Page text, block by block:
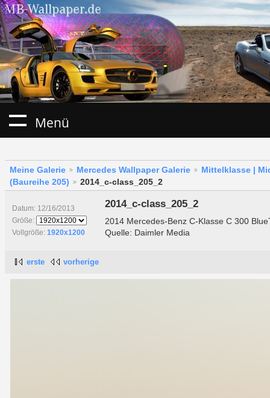
Menü
Meine Galerie Mercedes Wallpaper Galerie
Mittelklasse |
(Baureihe 205)
2014_c-class_205_2
Datum: 12/16/2013
Größe:
Vollgröße: 1920x1200
2014_c-class_205_2
2014 Mercedes-Benz C-Klasse C 300
Quelle: Daimler Media
erste vorherige